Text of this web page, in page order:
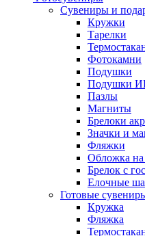
Сувениры и
Кружки
Тарелки
Фотокамни
Подушки
Подушки
Пазлы
Магниты
Брелоки
Значки и
Фляжки
Обложка на
Брелок с
Елочные
Готовые
Кружка
Фляжка